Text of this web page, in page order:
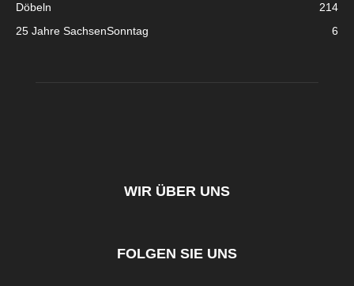
Döbeln
214
25 Jahre SachsenSonntag
6
WIR ÜBER UNS
FOLGEN SIE UNS